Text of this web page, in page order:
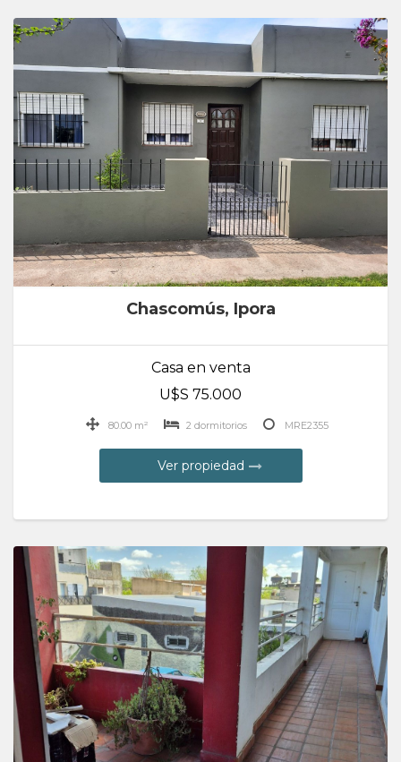
Chascomús, Ipora
Casa en venta
U$S 75.000
80.00 m² 2 dormitorios MRE2355
Ver propiedad